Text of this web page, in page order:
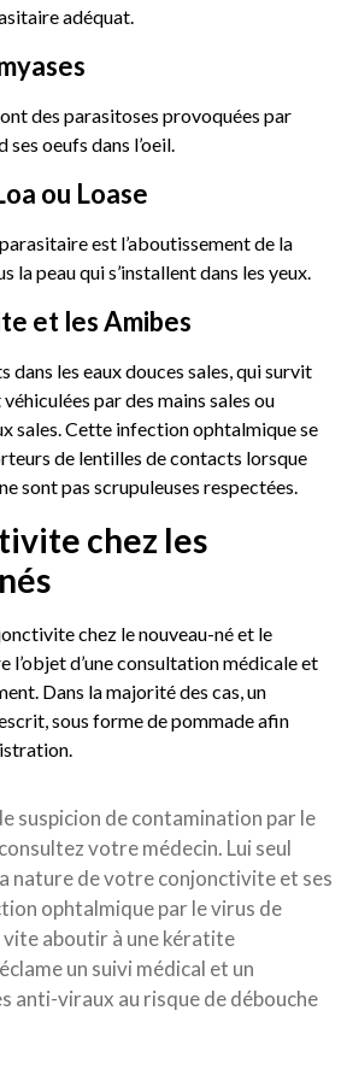
adéquat.
des parasitoses provoquées par
oeufs dans l’oeil.
ou Loase
est l’aboutissement de la
la peau qui s’installent dans les yeux.
et les Amibes
dans les eaux douces sales, qui survit
véhiculées par des mains sales ou
sales. Cette infection ophtalmique se
de lentilles de contacts lorsque
sont pas scrupuleuses respectées.
chez les
chez le nouveau-né et le
l’objet d’une consultation médicale et
Dans la majorité des cas, un
sous forme de pommade afin
suspicion de contamination par le
votre médecin. Lui seul
nature de votre conjonctivite et ses
ophtalmique par le virus de
vite aboutir à une kératite
un suivi médical et un
anti-viraux au risque de débouche